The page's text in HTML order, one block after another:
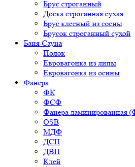
Брус строганный
Доска строганная сухая
Брус клееный из сосны
Брусок строганный сухой
Баня-Сауна
Полок
Евровагонка из липы
Евровагонка из осины
Фанера
ФК
ФСФ
Фанера ламинированная
OSB
МДФ
ДСП
ДВП
Клей